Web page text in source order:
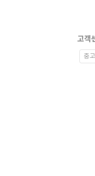
고객
중